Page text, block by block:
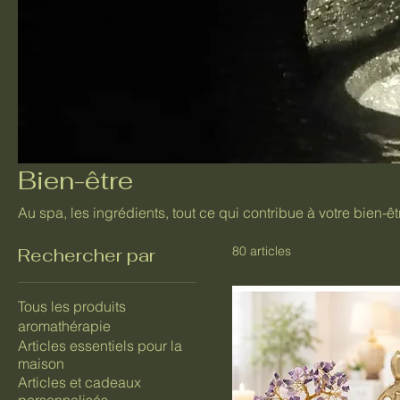
Bien-être
Au spa, les ingrédients, tout ce qui contribue à votre bien-
Rechercher par
Tous les produits
aromathérapie
Articles essentiels pour la
maison
Articles et cadeaux
80 articles